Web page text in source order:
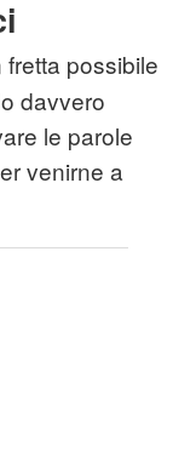
possibile
davvero
le parole
venirne a